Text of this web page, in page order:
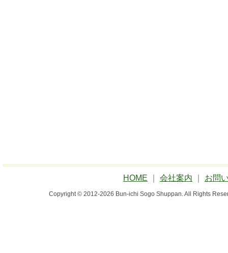
HOME 会社案内 お問
Copyright © 2012-2026 Bun-ichi Sogo Shuppan. All Rights